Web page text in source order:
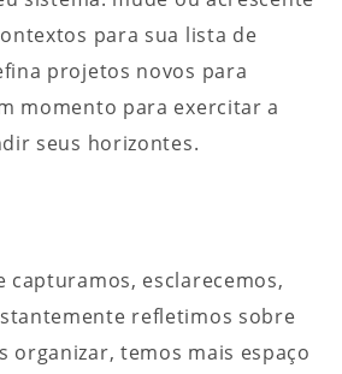
para sua lista de
projetos novos para
momento para exercitar a
seus horizontes.
capturamos, esclarecemos,
refletimos sobre
organizar, temos mais espaço